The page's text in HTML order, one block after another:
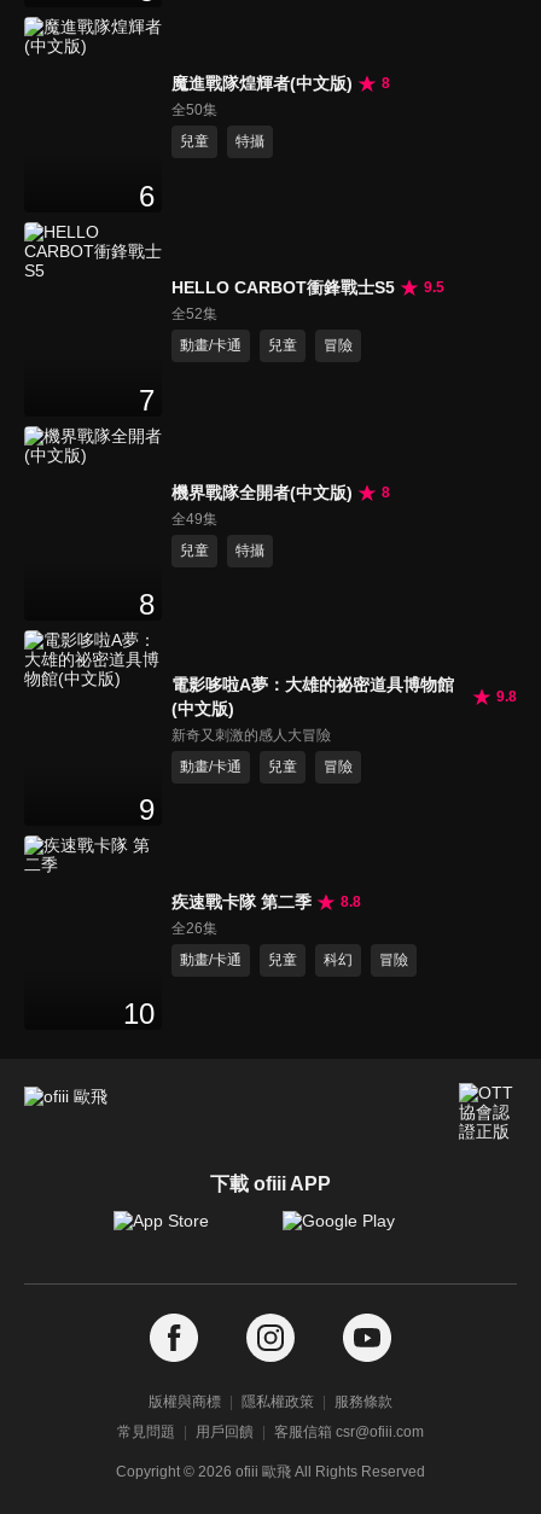
6
魔進戰隊煌輝者(中文版)
8
全50集
兒童
特攝
7
HELLO CARBOT衝鋒戰士S5
9.5
全52集
動畫/卡通
兒童 冒險
8
機界戰隊全開者(中文版)
8
全49集
兒童
特攝
9
電影哆啦A夢：大雄的祕密道具博物館
(中文版)
9.8
新奇又刺激的感人大冒險
動畫/卡通
兒童 冒險
10
疾速戰卡隊 第二季
8.8
全26集
動畫/卡通
兒童 科幻 冒險
下載 ofiii APP
版權與商標 隱私權政策
服務條款
常見問題
用戶回饋 客服信箱 csr@ofiii.com
Copyright © 2026 ofiii 歐飛 All Rights Reserved